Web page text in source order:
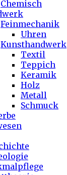
Chemisch
Feinmechanik
Uhren
Kunsthandwerk
Textil
Teppich
Keramik
Holz
Metall
Schmuck